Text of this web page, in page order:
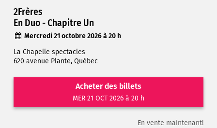
2Frères
En Duo - Chapitre Un
Mercredi 21 octobre 2026 à 20 h
La Chapelle spectacles
620 avenue Plante, Québec
Acheter des billets
MER 21 OCT 2026 à 20 h
En vente maintenant!